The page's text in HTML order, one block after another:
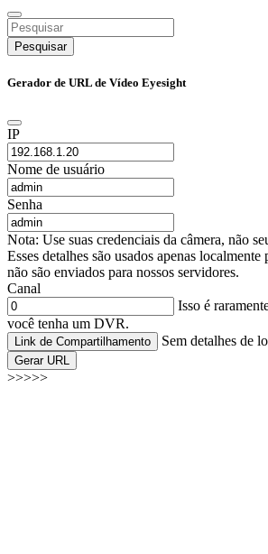
Pesquisar
Gerador de URL de Vídeo Eyesight
IP
Nome de usuário
Senha
Nota: Use suas credenciais da câmera, não
Esses detalhes são usados apenas
não são enviados para nossos servidores.
Canal
Isso é
você tenha um DVR.
Link de Compartilhamento Sem detalhes de
Gerar URL
>>>>>